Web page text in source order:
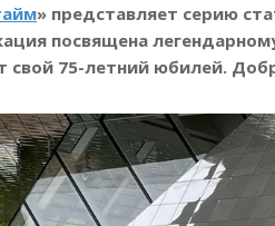
» представляет серию
посвящена
свой 75-летний юбилей.